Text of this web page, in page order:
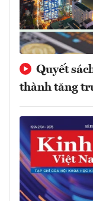
Quyết
thành tăng